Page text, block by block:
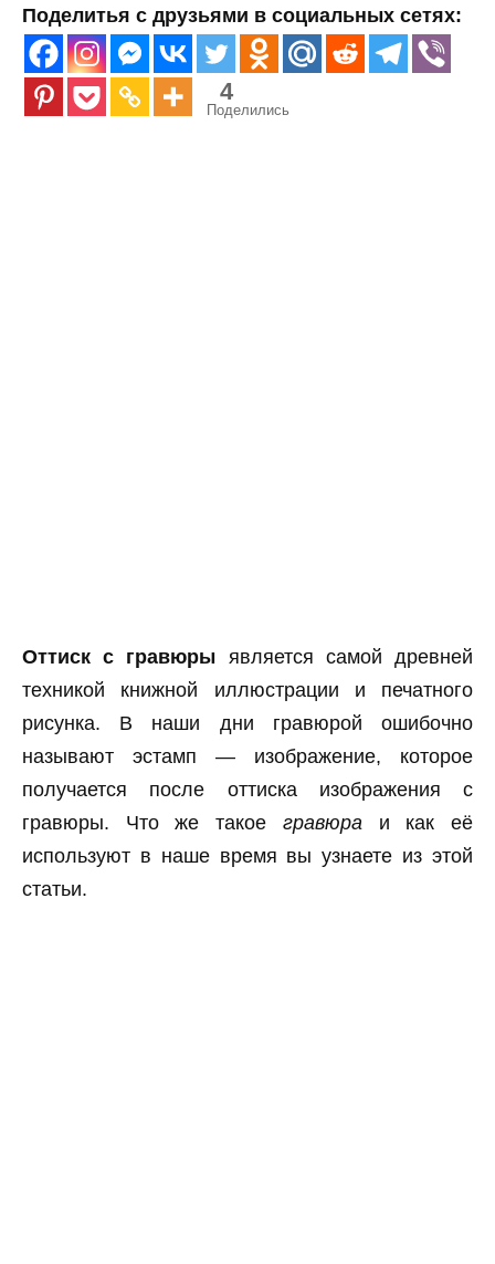
Поделитья с друзьями в социальных сетях:
4
Поделились
Оттиск с гравюры является самой древней
техникой книжной иллюстрации и печатного
рисунка. В наши дни гравюрой ошибочно
называют эстамп — изображение, которое
получается после оттиска изображения с
гравюры. Что же такое гравюраи как её
используют в наше время вы узнаете из этой
статьи.